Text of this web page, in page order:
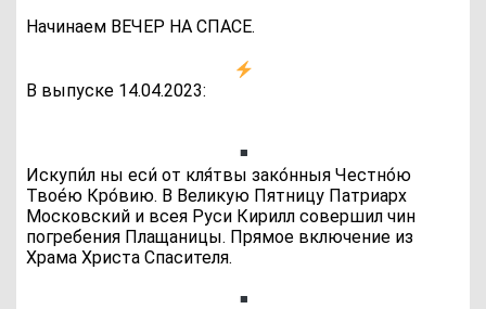
Начинаем ВЕЧЕР НА СПАСЕ.
В выпуске 14.04.2023:
Искупи́л ны еси́ от кля́твы зако́нныя Честно́ю
Твое́ю Кро́вию. В Великую Пятницу Патриарх
Московский и всея Руси Кирилл совершил чин
погребения Плащаницы. Прямое включение из
Храма Христа Спасителя.